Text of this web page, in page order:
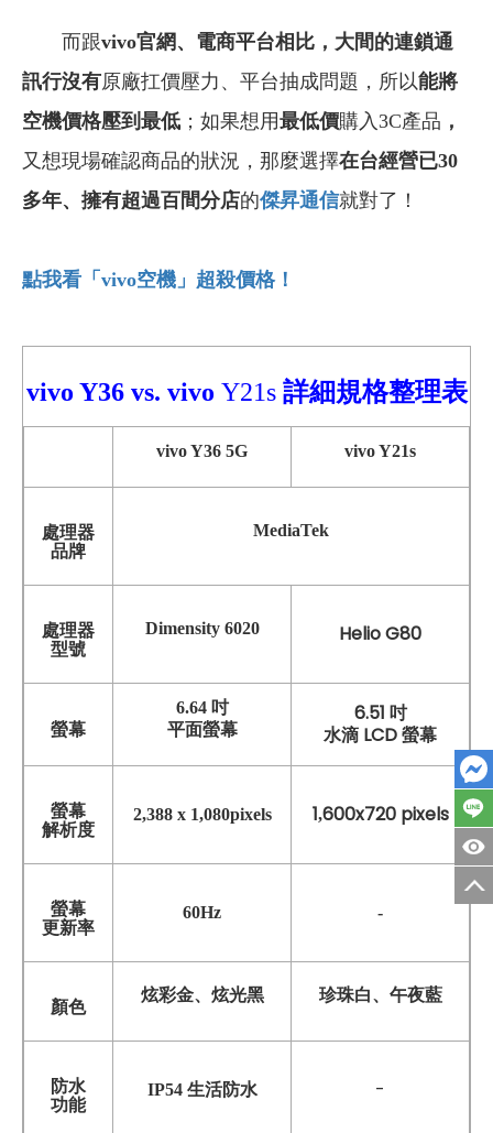
而跟vivo官網、 電商平台相比，大間的連鎖通
訊行沒有原廠扛價壓力、平台抽成問題，所以能將
空機價格壓到最低 ；如果想用最低價購入3C產品 ，
又想現場確認商品的狀況，那麼選擇在台經營已30
多年、 擁有超過百間分店的傑昇通信就對了！
點我看「vivo空機」超殺價格！
vivo Y36 vs. vivo Y21s 詳細規格整理表
vivo Y36 5G vivo Y21s
處理器
品牌
MediaTek
處理器
型號
Dimensity 6020 Helio G80
螢幕
6.64 吋
平面螢幕
6.51 吋
水滴 LCD 螢幕
螢幕
解析度
2,388 x 1,080pixels 1,600x720 pixels
螢幕
更新率
60Hz -
顏色
炫彩金、炫光黑 珍珠白、午夜藍
防水
功能
IP54 生活防水 -